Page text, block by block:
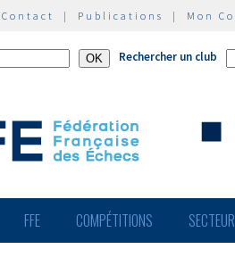
Contact | Publications | Mon
Rechercher un club
FFE COMPÉTITIONS